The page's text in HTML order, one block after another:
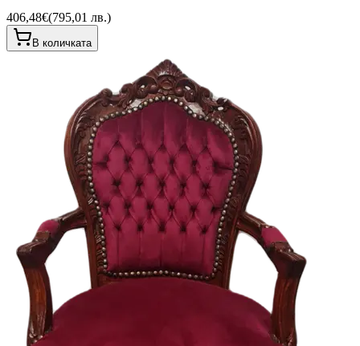
406,48€(795,01 лв.)
В количката